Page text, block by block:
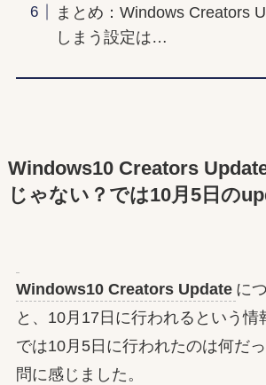
まとめ：Windows Creators
しまう設定は…
Windows10 Creators
じゃない？では10月5日の
Windows10 Creators Update に
と、10月17日に行われるという情
では10月5日に行われたのは何だ
問に感じました。